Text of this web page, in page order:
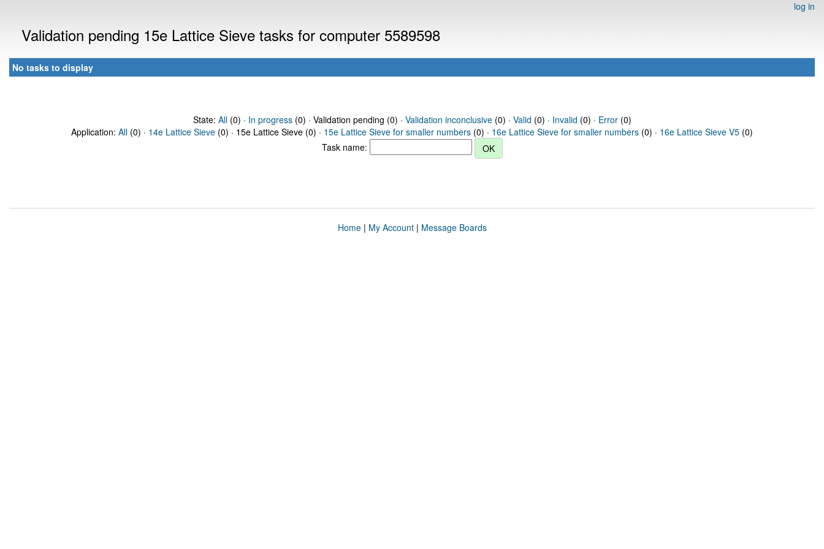
log in
Validation pending 15e Lattice Sieve tasks for computer 5589598
No tasks to display
State: All(0) · In progress(0) · Validation pending (0) · Validation inconclusive(0) · Valid (0) · Invalid (0) · Error(0)
Application: All (0) · 14e Lattice Sieve (0) · 15e Lattice Sieve (0) · 15e Lattice Sieve for smaller numbers (0) · 16e Lattice Sieve for smaller numbers (0) · 16e Lattice Sieve V5 (0)
Task name:
Home| My Account| Message Boards